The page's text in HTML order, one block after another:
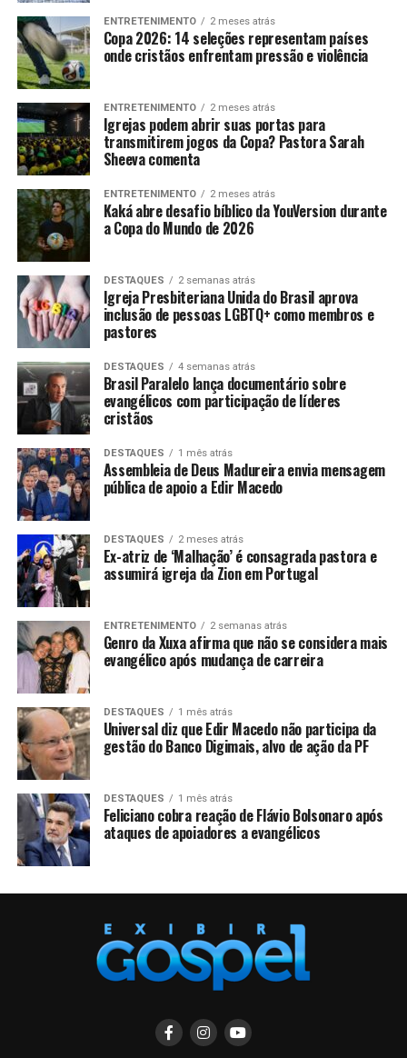
ENTRETENIMENTO 2 meses atrás
Copa 2026: 14 seleções representam países
onde cristãos enfrentam pressão e violência
ENTRETENIMENTO 2 meses atrás
Igrejas podem abrir suas portas para
transmitirem jogos da Copa? Pastora Sarah
Sheeva comenta
ENTRETENIMENTO 2 meses atrás
Kaká abre desafio bíblico da YouVersion durante
a Copa do Mundo de 2026
DESTAQUES 2 semanas atrás
Igreja Presbiteriana Unida do Brasil aprova
inclusão de pessoas LGBTQ+ como membros e
pastores
DESTAQUES 4 semanas atrás
Brasil Paralelo lança documentário sobre
evangélicos com participação de líderes
cristãos
DESTAQUES 1 mês atrás
Assembleia de Deus Madureira envia mensagem
pública de apoio a Edir Macedo
DESTAQUES 2 meses atrás
Ex-atriz de ‘Malhação’ é consagrada pastora e
assumirá igreja da Zion em Portugal
ENTRETENIMENTO 2 semanas atrás
Genro da Xuxa afirma que não se considera mais
evangélico após mudança de carreira
DESTAQUES 1 mês atrás
Universal diz que Edir Macedo não participa da
gestão do Banco Digimais, alvo de ação da PF
DESTAQUES 1 mês atrás
Feliciano cobra reação de Flávio Bolsonaro após
ataques de apoiadores a evangélicos